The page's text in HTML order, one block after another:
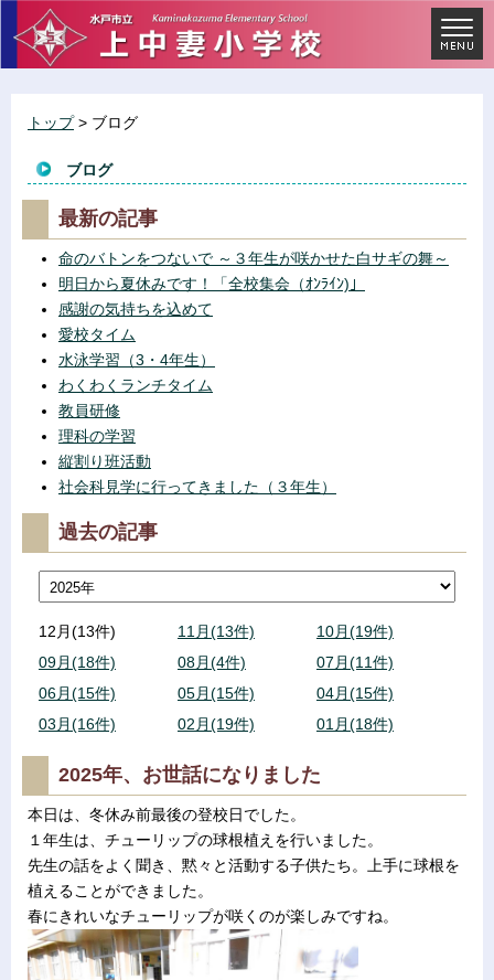
トップ> ブログ
ブログ
最新の記事
命のバトンをつないで ～３年生が咲かせた白サギの舞～
明日から夏休みです！「全校集会（ｵﾝﾗｲﾝ)」
感謝の気持ちを込めて
愛校タイム
水泳学習（3・4年生）
わくわくランチタイム
教員研修
理科の学習
縦割り班活動
社会科見学に行ってきました（３年生）
過去の記事
12月(13件) 11月(13件)
10月(19件)
09月(18件)
08月(4件)
07月(11件)
06月(15件)
05月(15件)
04月(15件)
03月(16件)
02月(19件) 01月(18件)
2025年、お世話になりました
本日は、冬休み前最後の登校日でした。
１年生は、チューリップの球根植えを行いました。
先生の話をよく聞き、黙々と活動する子供たち。上手に球根を
植えることができました。
春にきれいなチューリップが咲くのが楽しみですね。